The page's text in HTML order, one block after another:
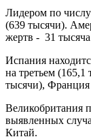
Лидером по
(639 тысячи).
жертв - 31
Испания
на третьем (165,1
тысячи), Франция
Великобритания
выявленных
Китай.